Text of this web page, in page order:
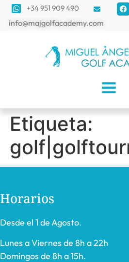
+34 951 909 490
info@majgolfacademy.com
Etiqueta:
Horarios
Desde el 1 de Agosto.
Lunes a Viernes de 8h a 22h
Domingos de 8h a 15h.